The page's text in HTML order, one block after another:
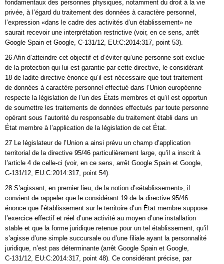
fondamentaux des personnes physiques, notamment du droit à la vie
privée, à l’égard du traitement des données à caractère personnel,
l’expression «dans le cadre des activités d’un établissement» ne
saurait recevoir une interprétation restrictive (voir, en ce sens, arrêt
Google Spain et Google, C‑131/12, EU:C:2014:317, point 53).
26 Afin d’atteindre cet objectif et d’éviter qu’une personne soit exclue
de la protection qui lui est garantie par cette directive, le considérant
18 de ladite directive énonce qu’il est nécessaire que tout traitement
de données à caractère personnel effectué dans l’Union européenne
respecte la législation de l’un des États membres et qu’il est opportun
de soumettre les traitements de données effectués par toute personne
opérant sous l’autorité du responsable du traitement établi dans un
État membre à l’application de la législation de cet État.
27 Le législateur de l’Union a ainsi prévu un champ d’application
territorial de la directive 95/46 particulièrement large, qu’il a inscrit à
l’article 4 de celle-ci (voir, en ce sens, arrêt Google Spain et Google,
C‑131/12, EU:C:2014:317, point 54).
28 S’agissant, en premier lieu, de la notion d’«établissement», il
convient de rappeler que le considérant 19 de la directive 95/46
énonce que l’établissement sur le territoire d’un État membre suppose
l’exercice effectif et réel d’une activité au moyen d’une installation
stable et que la forme juridique retenue pour un tel établissement, qu’il
s’agisse d’une simple succursale ou d’une filiale ayant la personnalité
juridique, n’est pas déterminante (arrêt Google Spain et Google,
C‑131/12, EU:C:2014:317, point 48). Ce considérant précise, par